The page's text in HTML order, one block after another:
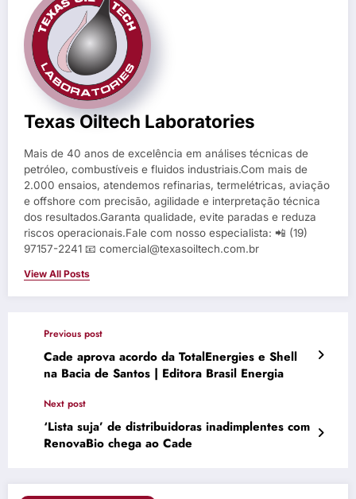
Texas Oiltech Laboratories
Mais de 40 anos de excelência em análises técnicas de
petróleo, combustíveis e fluidos industriais.Com mais de
2.000 ensaios, atendemos refinarias, termelétricas, aviação
e offshore com precisão, agilidade e interpretação técnica
dos resultados.Garanta qualidade, evite paradas e reduza
riscos operacionais.Fale com nosso especialista: 📲 (19)
97157-2241 📧 comercial@texasoiltech.com.br
View All Posts
Previous post
Cade aprova acordo da TotalEnergies e Shell
na Bacia de Santos | Editora Brasil Energia
Next post
‘Lista suja’ de distribuidoras inadimplentes com
RenovaBio chega ao Cade